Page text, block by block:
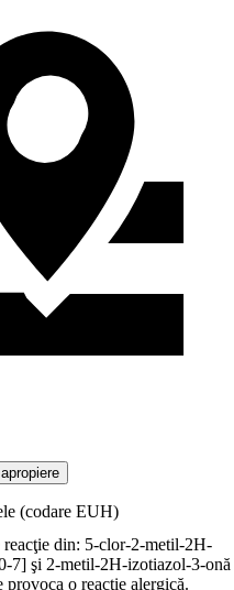
(codare EUH)
din: 5-clor-2-metil-2H-
7] şi 2-metil-2H-izotiazol-3-onă
o reacţie alergică.